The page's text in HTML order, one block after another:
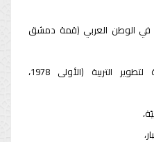
في الوطن العربي (قمة دمشق
الاستراتيجيّة العربيّة لتطوير التربية (الأولى 1978،